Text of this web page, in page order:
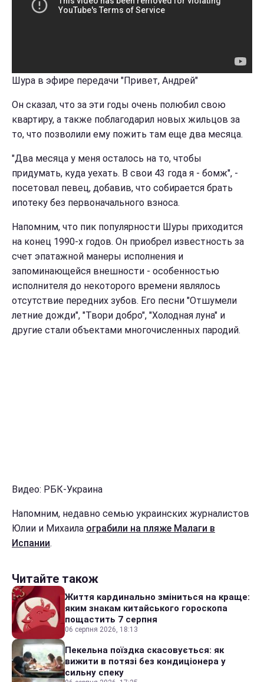
Шура в эфире передачи "Привет, Андрей"
Он сказал, что за эти годы очень полюбил свою
квартиру, а также поблагодарил новых жильцов за
то, что позволили ему пожить там еще два месяца.
"Два месяца у меня осталось на то, чтобы
придумать, куда уехать. В свои 43 года я - бомж", -
посетовал певец, добавив, что собирается брать
ипотеку без первоначального взноса.
Напомним, что пик популярности Шуры приходится
на конец 1990-х годов. Он приобрел известность за
счет эпатажной манеры исполнения и
запоминающейся внешности - особенностью
исполнителя до некоторого времени являлось
отсутствие передних зубов. Его песни "Отшумели
летние дожди", "Твори добро", "Холодная луна" и
другие стали объектами многочисленных пародий.
Видео: РБК-Украина
Напомним, недавно семью украинских журналистов
Юлии и Михаила ограбили на пляже Малаги в
Испании.
Читайте також
Життя кардинально зміниться на краще:
яким знакам китайського гороскопа
пощастить 7 серпня
06 серпня 2026, 18:13
Пекельна поїздка скасовується: як
вижити в потязі без кондиціонера у
сильну спеку